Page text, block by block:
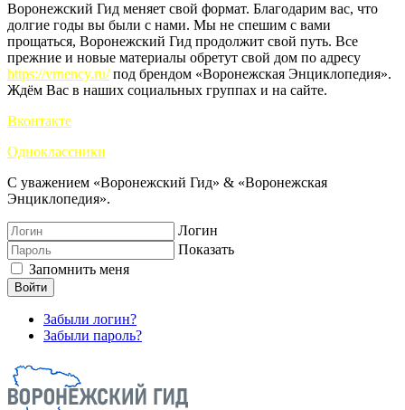
Воронежский Гид меняет свой формат. Благодарим вас, что
долгие годы вы были с нами. Мы не спешим с вами
прощаться, Воронежский Гид продолжит свой путь. Все
прежние и новые материалы обретут свой дом по адресу
https://vrnency.ru/под брендом «Воронежская Энциклопедия».
Ждём Вас в наших социальных группах и на сайте.
Вконтакте
Одноклассники
С уважением «Воронежский Гид» & «Воронежская
Энциклопедия».
Логин
Показать
Запомнить меня
Войти
Забыли логин?
Забыли пароль?